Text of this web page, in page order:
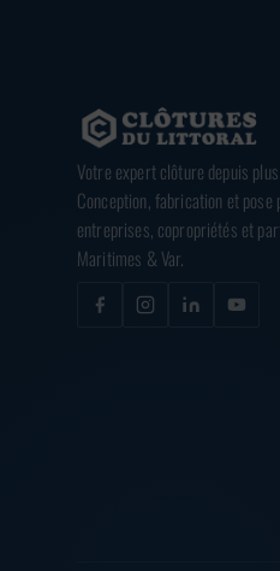
Votre expert clôture depuis
Conception, fabrication et
entreprises, copropriétés et
Maritimes & Var.